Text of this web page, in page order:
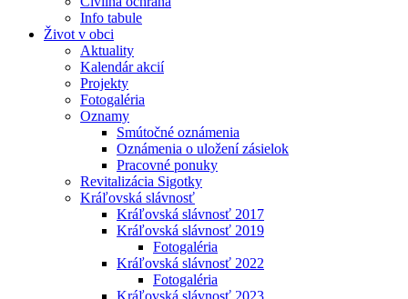
Info tabule
Život v obci
Aktuality
Kalendár akcií
Projekty
Fotogaléria
Oznamy
Smútočné oznámenia
Oznámenia o uložení zásielok
Pracovné ponuky
Revitalizácia Sigotky
Kráľovská slávnosť
Kráľovská slávnosť 2017
Kráľovská slávnosť 2019
Fotogaléria
Kráľovská slávnosť 2022
Fotogaléria